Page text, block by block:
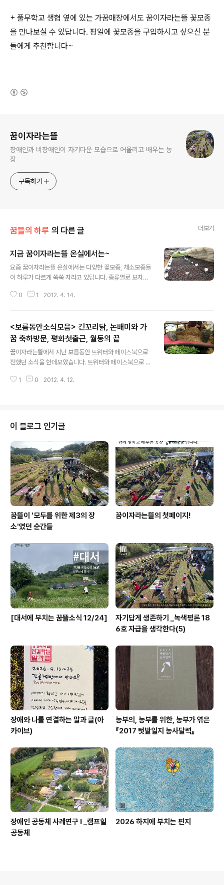
+ 풀무학교 생협 옆에 있는 가꿈매장에서도 꿈이자라는뜰 꽃모종
을 만나보실 수 있답니다. 평일에 꽃모종을 구입하시고 싶으신 분
들에게 추천합니다~
꿈이자라는뜰
장애인과 비장애인이 자기다운 모습으로 어울리고 배우는 농
장
구독하기
꿈뜰의 하루 의 다른 글 더보기
지금 꿈이자라는뜰 온실에서는~
요즘 꿈이자라는뜰 온실에서는 다양한 꽃모종, 채소모종들
이 하루가 다르게 쑥쑥 자라고 있답니다. 종류별로 보자면,
리골드(색상혼합), 가지, 청양고추, 꽈리고추, 피망, 파프리
외, 사과참외, 깐치참외, 금싸라기참외, 조선오이, 은성백다
다기오이, 애호박, 풋호박, 단호박, 맷돌호박, 수세미, 양배
추, 적양배추, 양상추, 근대, 적겨자, 청겨자, 적상추, 청상
추, 바질, 적바질을 키우고 있어요. 날이 좀 더 따뜻해지고,
지역분들에게 우선 공급할 예정입니다. 여성농업인센터와
0 1 2012. 4. 14.
<보름동안소식모음> 긴꼬리닭, 논배미와 가
꿈 축하방문, 평화첫출근, 월동의 끝
꿈이자라는뜰에서 지난 보름동안 트위터와 페이스북으로
전했던 소식을 한데모았습니다. 트위터와 페이스북으로 그
고해주세요 꿈이자라는뜰 트윗 @Greencarefarm / 페
요. 그래서 갓골목공실 방샘하고 닭장에 임시로 칸막이를
만들어 주었더니 이제는 맘놓고 지낼만 한 것 같습니다. 볼
때마다 마음에 걸렸는데 이제는 맘이놓이네요. 얘들아, 평
화롭게 지내주렴! 2012년 4월 9일 월요일 꿈이자라는뜰
이 가꿈과 논배미의 오픈하우스를 무한 축하드려요~ 어울
림교실 들길걷기하면서 잠시 축..
1 0 2012. 4. 12.
이 블로그 인기글
꿈뜰이 '모두를 위한 제3의 장
소'였던 순간들
꿈이자라는뜰의 첫페이지!
[대서에 부치는 꿈뜰소식 12/24]
자기답게 생존하기 _녹색평론 18
6호 자급을 생각한다(5)
장애와 나를 연결하는 말과 글(아
카이브)
농부의, 농부를 위한, 농부가 엮은
『2017 텃밭일지 농사달력』
장애인 공동체 사례연구 I _캠프힐
공동체
2026 하지에 부치는 편지